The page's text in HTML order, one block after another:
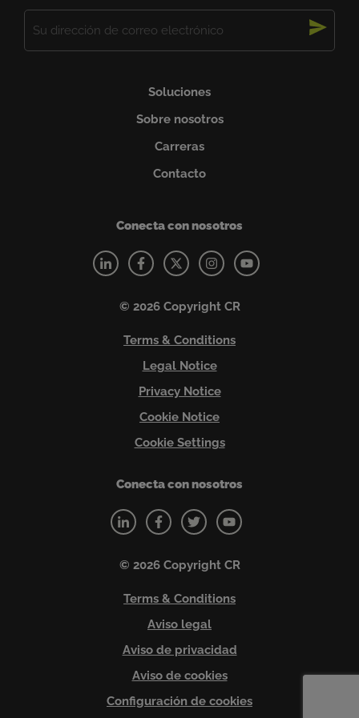
electrónico
Soluciones
Sobre nosotros
Carreras
Contacto
Conecta con nosotros
© 2026 Copyright CR
Terms & Conditions
Legal Notice
Privacy Notice
Cookie Notice
Cookie Settings
Conecta con nosotros
© 2026 Copyright CR
Terms & Conditions
Aviso legal
Aviso de privacidad
Aviso de cookies
Configuración de cookies